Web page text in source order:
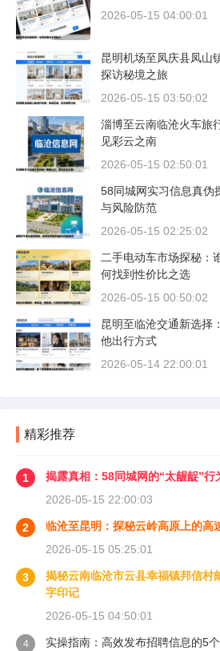
2026-05-15 04:00:01
昆明机场至凤庆县凤山
探访秘境之旅
2026-05-15 03:50:02
淄博至云南临沧火车旅
见彩云之南
2026-05-15 02:50:01
58同城网实习信息真伪
与风险防范
2026-05-15 02:25:02
二手电动车市场探秘：
何找到性价比之选
2026-05-15 00:50:02
昆明至临沧交通新选择
他出行方式
2026-05-14 22:00:01
精彩推荐
1
揭露真相：58同城网的“太龌龊”行
2026-05-15 22:00:03
2
临沧至昆明：探秘云岭高原上的高
2026-05-15 05:25:01
3
揭秘云南临沧市云县幸福镇邦信村
字印记
2026-05-15 04:50:01
4
实操指南：高效发布招聘信息的5